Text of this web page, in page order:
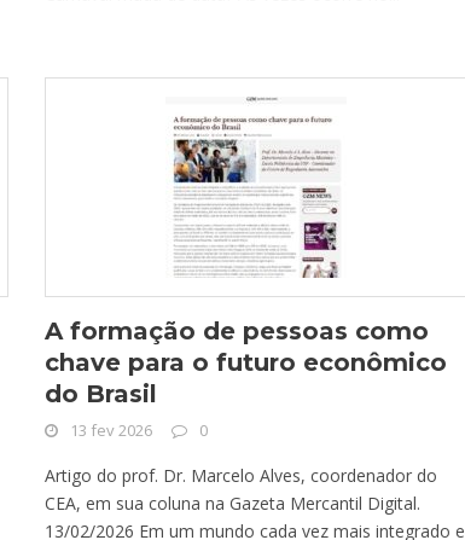
A formação de pessoas como
chave para o futuro econômico
do Brasil
13 fev 2026 0
Artigo do prof. Dr. Marcelo Alves, coordenador do
CEA, em sua coluna na Gazeta Mercantil Digital.
13/02/2026 Em um mundo cada vez mais integrado e